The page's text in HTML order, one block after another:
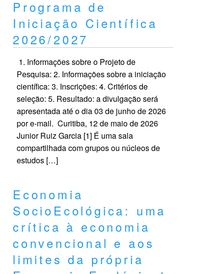
Programa de
Iniciação Científica
2026/2027
1. Informações sobre o Projeto de
Pesquisa: 2. Informações sobre a iniciação
científica: 3. Inscrições: 4. Critérios de
seleção: 5. Resultado: a divulgação será
apresentada até o dia 03 de junho de 2026
por e-mail. Curitiba, 12 de maio de 2026
Junior Ruiz Garcia [1] É uma sala
compartilhada com grupos ou núcleos de
estudos […]
Economia
SocioEcológica: uma
crítica à economia
convencional e aos
limites da própria